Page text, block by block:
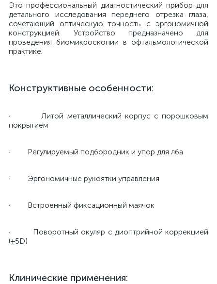
Это профессиональный диагностический прибор для
детального исследования переднего отрезка глаза,
сочетающий оптическую точность с эргономичной
конструкцией. Устройство предназначено для
проведения биомикроскопии в офтальмологической
практике.
Конструктивные особенности:
· Литой металлический корпус с порошковым
покрытием
· Регулируемый подбородник и упор для лба
· Эргономичные рукоятки управления
· Встроенный фиксационный маячок
· Поворотный окуляр с диоптрийной коррекцией
(±5D)
Клинические применения: